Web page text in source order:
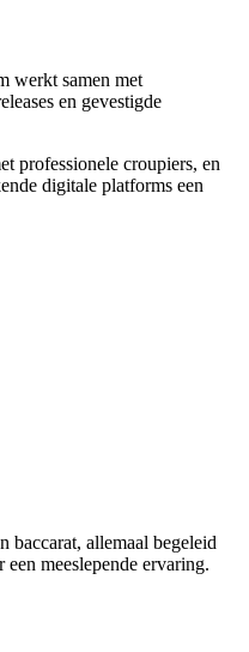
werkt samen met
en gevestigde
professionele croupiers, en
digitale platforms een
baccarat, allemaal begeleid
meeslepende ervaring.